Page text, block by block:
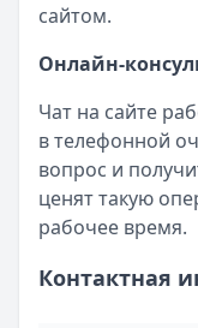
сайтом.
Онлайн-
Чат на сайте
в телефонной
вопрос и
ценят такую
рабочее время.
Контактная